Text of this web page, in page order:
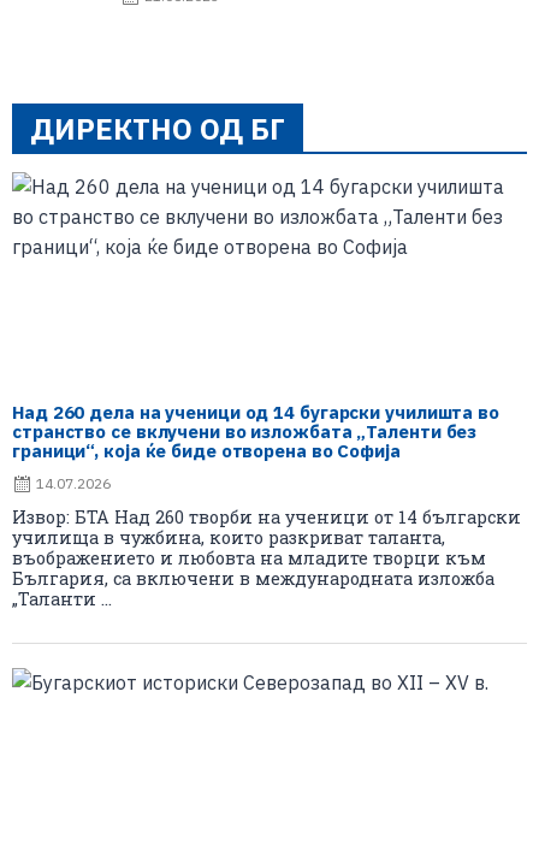
ДИРЕКТНО ОД БГ
Над 260 дела на ученици од 14 бугарски училишта во
странство се вклучени во изложбата „Таленти без
граници“, која ќе биде отворена во Софија
14.07.2026
Извор: БТА Над 260 творби на ученици от 14 български
училища в чужбина, които разкриват таланта,
въображението и любовта на младите творци към
България, са включени в международната изложба
„Таланти ...